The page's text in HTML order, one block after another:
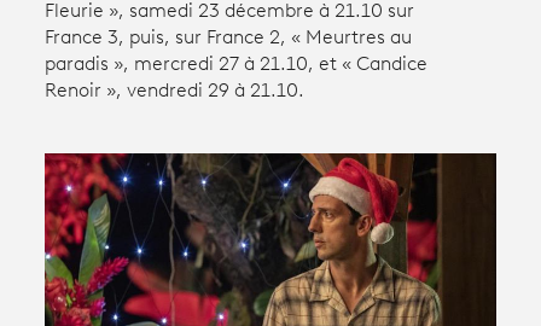
connexion
Avantages fidélité
Fleurie », samedi 23 décembre à 21.10 sur
France 3, puis, sur France 2, « Meurtres au
paradis », mercredi 27 à 21.10, et « Candice
Renoir », vendredi 29 à 21.10.